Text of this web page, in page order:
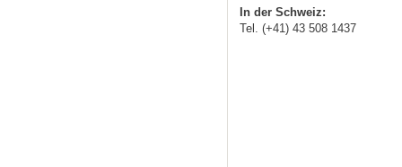
In der Schweiz:
Tel. (+41) 43 508 1437